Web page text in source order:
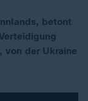
betont
von der Ukraine